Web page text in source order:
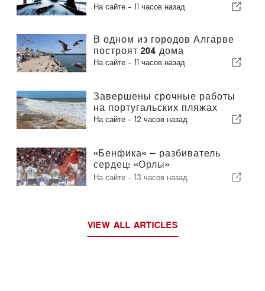
4,2 %
На сайте - 11 часов назад
В одном из городов Алгарве
построят 204 дома
На сайте - 11 часов назад
Завершены срочные работы
на португальских пляжах
На сайте - 12 часов назад
«Бенфика» — разбиватель
сердец: «Орлы»
отправляются в Эдинбург,
На сайте - 13 часов назад
VIEW ALL ARTICLES